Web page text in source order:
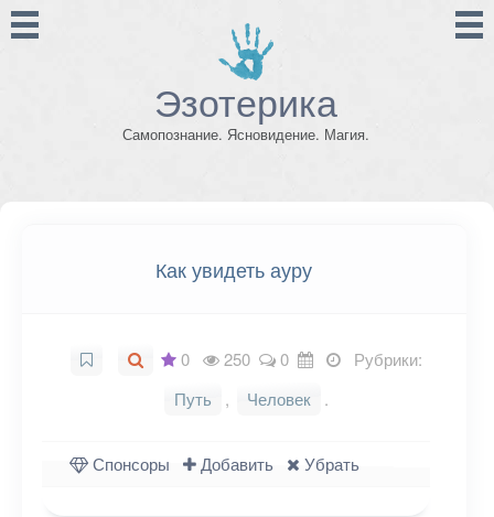
Эзотерика
Самопознание. Ясновидение. Магия.
Как увидеть ауру
0 250 0
Рубрики:
Путь
, Человек .
Спонсоры Добавить Убрать